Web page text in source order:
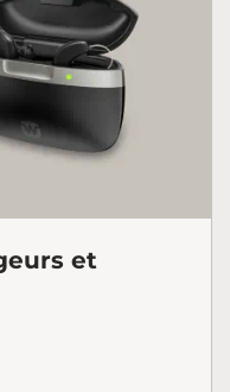
et